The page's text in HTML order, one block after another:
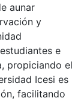
aunar
y
e
propiciando el
Icesi es
facilitando